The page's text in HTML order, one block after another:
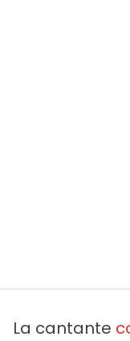
La cantante